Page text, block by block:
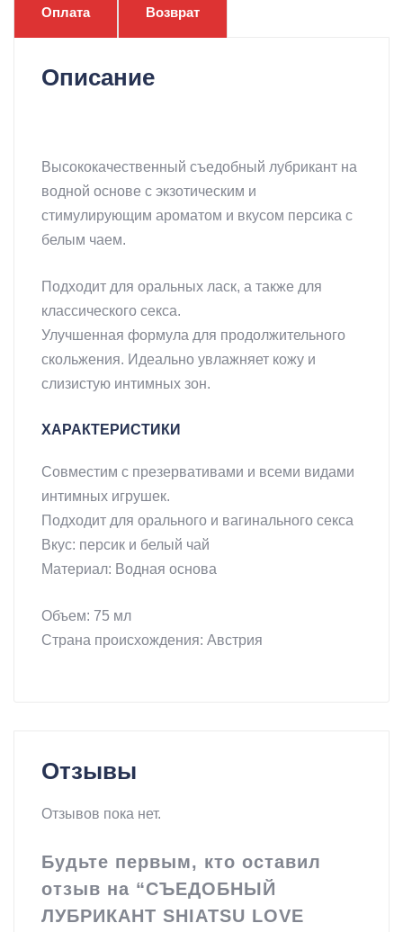
ЧАЙ,
HOT
Оплата Возврат
Описание
Высококачественный съедобный лубрикант на
водной основе с экзотическим и
стимулирующим ароматом и вкусом персика с
белым чаем.
Подходит для оральных ласк, а также для
классического секса.
Улучшенная формула для продолжительного
скольжения. Идеально увлажняет кожу и
слизистую интимных зон.
ХАРАКТЕРИСТИКИ
Совместим с презервативами и всеми видами
интимных игрушек.
Подходит для орального и вагинального секса
Вкус: персик и белый чай
Материал: Водная основа
Объем: 75 мл
Страна происхождения: Австрия
Отзывы
Отзывов пока нет.
Будьте первым, кто оставил
отзыв на “СЪЕДОБНЫЙ
ЛУБРИКАНТ SHIATSU LOVE